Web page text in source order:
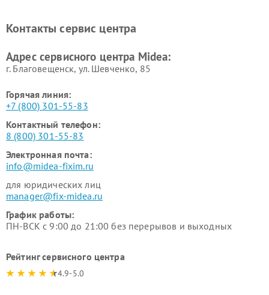
пылесосов Midea
Midea
Контакты сервис центра
Адрес сервисного центра Midea:
г. Благовещенск, ул. Шевченко, 85
Горячая линия:
+7 (800) 301-55-83
Контактный телефон:
8 (800) 301-55-83
Электронная почта:
info@midea-fixim.ru
для юридических лиц
manager@fix-midea.ru
График работы:
ПН-ВСК с 9:00 до 21:00 без перерывов и выходных
Рейтинг сервисного центра
4.9-5.0